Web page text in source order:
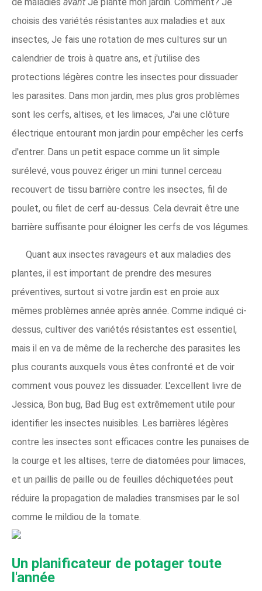
choisis des variétés résistantes aux maladies et aux
insectes, Je fais une rotation de mes cultures sur un
calendrier de trois à quatre ans, et j'utilise des
protections légères contre les insectes pour dissuader
les parasites. Dans mon jardin, mes plus gros problèmes
sont les cerfs, altises, et les limaces, J'ai une clôture
électrique entourant mon jardin pour empêcher les cerfs
d'entrer. Dans un petit espace comme un lit simple
surélevé, vous pouvez ériger un mini tunnel cerceau
recouvert de tissu barrière contre les insectes, fil de
poulet, ou filet de cerf au-dessus. Cela devrait être une
barrière suffisante pour éloigner les cerfs de vos légumes.
Quant aux insectes ravageurs et aux maladies des
plantes, il est important de prendre des mesures
préventives, surtout si votre jardin est en proie aux
mêmes problèmes année après année. Comme indiqué ci-
dessus, cultiver des variétés résistantes est essentiel,
mais il en va de même de la recherche des parasites les
plus courants auxquels vous êtes confronté et de voir
comment vous pouvez les dissuader. L'excellent livre de
Jessica, Bon bug, Bad Bug est extrêmement utile pour
identifier les insectes nuisibles. Les barrières légères
contre les insectes sont efficaces contre les punaises de
la courge et les altises, terre de diatomées pour limaces,
et un paillis de paille ou de feuilles déchiquetées peut
réduire la propagation de maladies transmises par le sol
comme le mildiou de la tomate.
Un planificateur de potager toute
l'année